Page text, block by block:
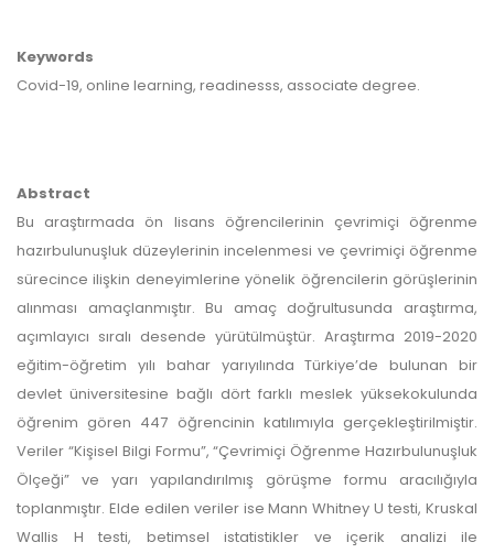
Keywords
Covid-19, online learning, readinesss, associate degree.
Abstract
Bu araştırmada ön lisans öğrencilerinin çevrimiçi öğrenme
hazırbulunuşluk düzeylerinin incelenmesi ve çevrimiçi öğrenme
sürecince ilişkin deneyimlerine yönelik öğrencilerin görüşlerinin
alınması amaçlanmıştır. Bu amaç doğrultusunda araştırma,
açımlayıcı sıralı desende yürütülmüştür. Araştırma 2019-2020
eğitim-öğretim yılı bahar yarıyılında Türkiye’de bulunan bir
devlet üniversitesine bağlı dört farklı meslek yüksekokulunda
öğrenim gören 447 öğrencinin katılımıyla gerçekleştirilmiştir.
Veriler “Kişisel Bilgi Formu”, “Çevrimiçi Öğrenme Hazırbulunuşluk
Ölçeği” ve yarı yapılandırılmış görüşme formu aracılığıyla
toplanmıştır. Elde edilen veriler ise Mann Whitney U testi, Kruskal
Wallis H testi, betimsel istatistikler ve içerik analizi ile